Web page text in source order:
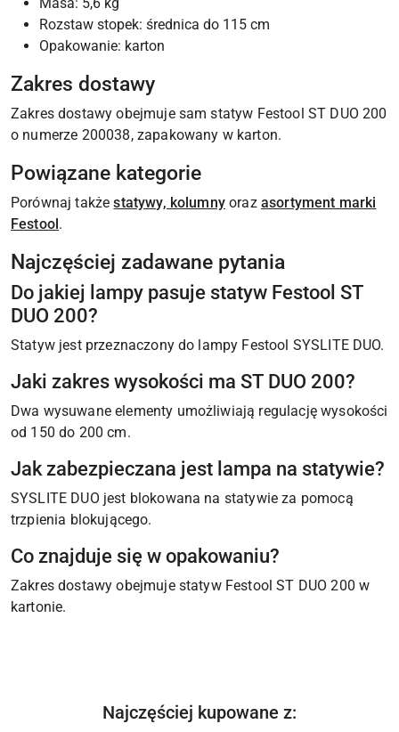
Rozstaw stopek: średnica do 115 cm
Opakowanie: karton
Zakres dostawy
Zakres dostawy obejmuje sam statyw Festool ST DUO 200
o numerze 200038, zapakowany w karton.
Powiązane kategorie
Porównaj takżestatywy, kolumnyoraz asortyment marki
Festool.
Najczęściej zadawane pytania
Do jakiej lampy pasuje statyw Festool ST
DUO 200?
Statyw jest przeznaczony do lampy Festool SYSLITE DUO.
Jaki zakres wysokości ma ST DUO 200?
Dwa wysuwane elementy umożliwiają regulację wysokości
od 150 do 200 cm.
Jak zabezpieczana jest lampa na statywie?
SYSLITE DUO jest blokowana na statywie za pomocą
trzpienia blokującego.
Co znajduje się w opakowaniu?
Zakres dostawy obejmuje statyw Festool ST DUO 200 w
kartonie.
Pomiń karuzelę produktów
Produkty
Najczęściej kupowane z: